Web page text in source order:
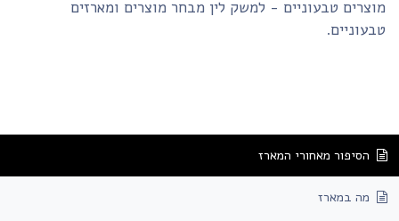
טבעוניים - למשק לין מבחר מוצרים ומארזים
הסיפור מאחורי המארז
מה במארז